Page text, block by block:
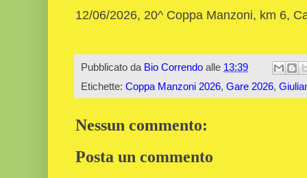
12/06/2026, 20^ Coppa Manzoni, km 6,
Pubblicato da Bio Correndo alle 13:39
Etichette: Coppa Manzoni 2026, Gare 2026,
Nessun commento:
Posta un commento